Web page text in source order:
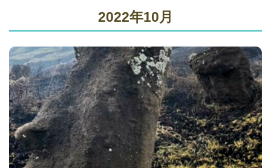
2022年10月